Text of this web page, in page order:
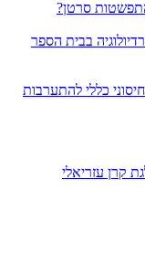
סרטן?
בבית הספר
כללי להתערבות
קרן עזריאלי